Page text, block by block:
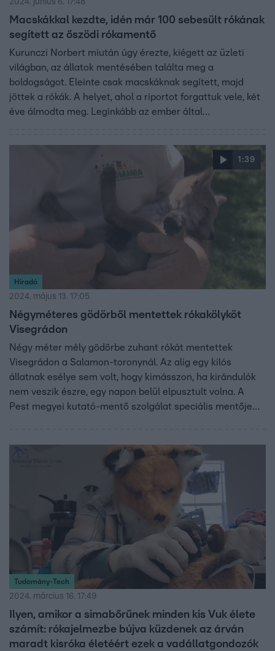
2024. június 6. 17:48
Macskákkal kezdte, idén már 100 sebesült rókának
segített az őszödi rókamentő
Kurunczi Norbert miután úgy érezte, kiégett az üzleti
világban, az állatok mentésében találta meg a
boldogságot. Eleinte csak macskáknak segített, majd
jöttek a rókák. A helyet, ahol a riportot forgattuk vele, két
éve álmodta meg. Leginkább az ember által
1:39
Híradó
2024. május 13. 17:05
Négyméteres gödörből mentettek rókakölyköt
Visegrádon
Négy méter mély gödörbe zuhant rókát mentettek
Visegrádon a Salamon-toronynál. Az alig egy kilós
állatnak esélye sem volt, hogy kimásszon, ha kirándulók
nem veszik észre, egy napon belül elpusztult volna. A
Pest megyei kutató-mentő szolgálat speciális mentője
Tudomány-Tech
2024. március 16. 17:49
Ilyen, amikor a simabőrűnek minden kis Vuk élete
számít: rókajelmezbe bújva küzdenek az árván
maradt kisróka életéért ezek a vadállatgondozók